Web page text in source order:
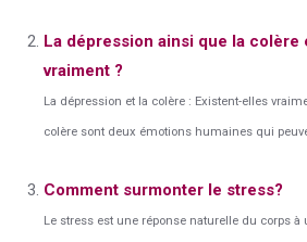
La dépression ainsi que la
vraiment ?
La dépression et la colère : Existent-elles
colère sont deux émotions humaines qui
Comment surmonter le stress?
Le stress est une réponse naturelle du corps